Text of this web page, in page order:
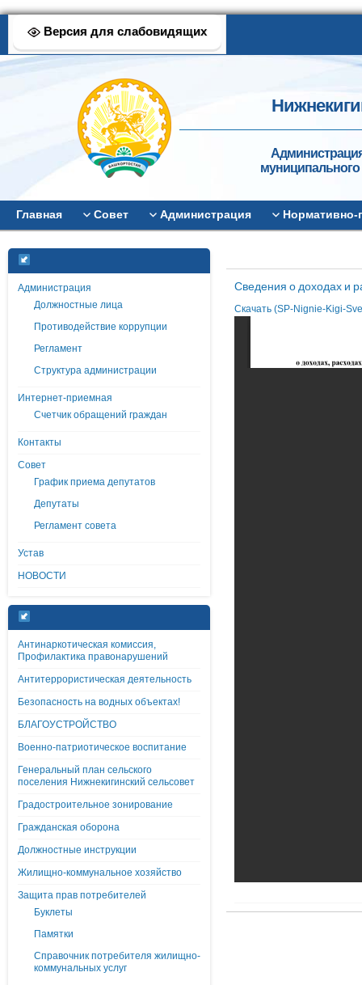
Версия для слабовидящих
муниципального
Главная Совет Администрация
Администрация
Должностные лица
Противодействие коррупции
Регламент
Структура администрации
Интернет-приемная
Счетчик обращений граждан
Контакты
Совет
График приема депутатов
Депутаты
Регламент совета
Устав
НОВОСТИ
Антинаркотическая комиссия,
Профилактика правонарушений
Антитеррористическая деятельность
Безопасность на водных объектах!
БЛАГОУСТРОЙСТВО
Военно-патриотическое воспитание
Генеральный план сельского
поселения Нижнекигинский сельсовет
Градостроительное зонирование
Гражданская оборона
Должностные инструкции
Жилищно-коммунальное хозяйство
Защита прав потребителей
Буклеты
Памятки
Справочник потребителя жилищно-
коммунальных услуг
Сведения о доходах и
Скачать (SP-Nignie-Kigi-